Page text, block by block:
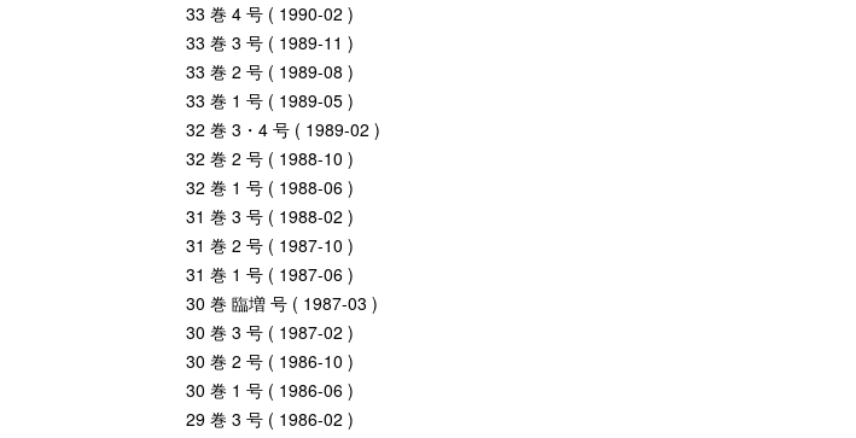
33 巻 4 号 ( 1990-02 )
33 巻 3 号 ( 1989-11 )
33 巻 2 号 ( 1989-08 )
33 巻 1 号 ( 1989-05 )
32 巻 3・4 号 ( 1989-02 )
32 巻 2 号 ( 1988-10 )
32 巻 1 号 ( 1988-06 )
31 巻 3 号 ( 1988-02 )
31 巻 2 号 ( 1987-10 )
31 巻 1 号 ( 1987-06 )
30 巻 臨増 号 ( 1987-03 )
30 巻 3 号 ( 1987-02 )
30 巻 2 号 ( 1986-10 )
30 巻 1 号 ( 1986-06 )
29 巻 3 号 ( 1986-02 )